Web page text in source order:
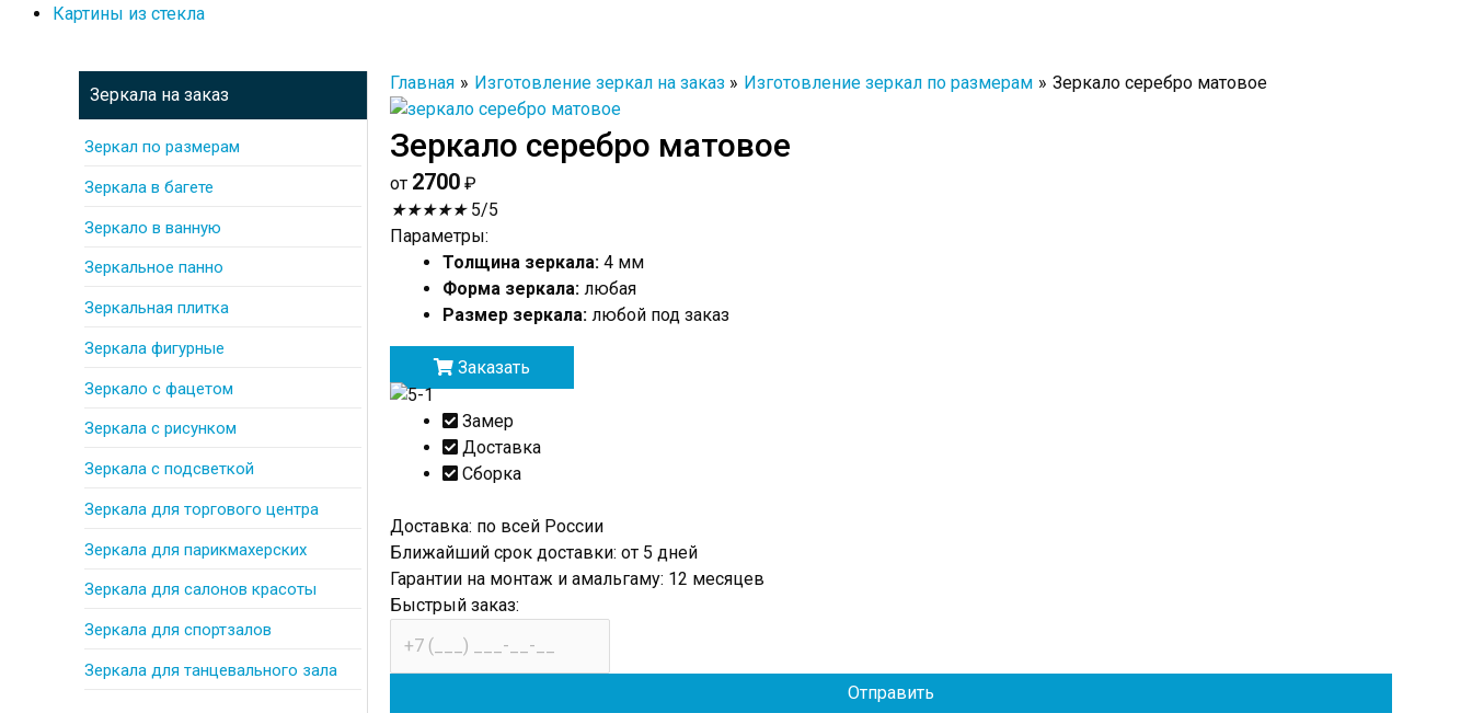
Картины из стекла
Зеркала на заказ
Зеркал по размерам
Зеркала в багете
Зеркало в ванную
Зеркальное панно
Зеркальная плитка
Зеркала фигурные
Зеркало с фацетом
Зеркала с рисунком
Зеркала с подсветкой
Зеркала для торгового центра
Зеркала для парикмахерских
Зеркала для салонов красоты
Зеркала для спортзалов
Зеркала для танцевального зала
Главная Изготовление зеркал на заказ Изготовление зеркал по размерам Зеркало серебро матовое
Зеркало серебро матовое
от 2700 ₽
★★★★★ 5/5
Параметры:
Толщина зеркала: 4 мм
Форма зеркала: любая
Размер зеркала: любой под заказ
Заказать
Замер
Доставка
Сборка
Доставка: по всей России
Ближайший срок доставки: от 5 дней
Гарантии на монтаж и амальгаму: 12 месяцев
Быстрый заказ: